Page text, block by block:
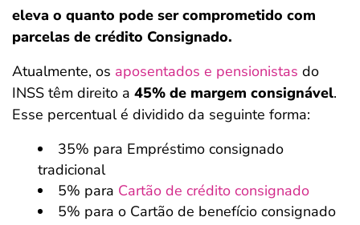
eleva o quanto pode ser comprometido com
parcelas de crédito Consignado.
Atualmente, os aposentados e pensionistas do
INSS têm direito a 45% de margem consignável.
Esse percentual é dividido da seguinte forma:
35% para Empréstimo consignado
tradicional
5% para Cartão de crédito consignado
5% para o Cartão de benefício consignado